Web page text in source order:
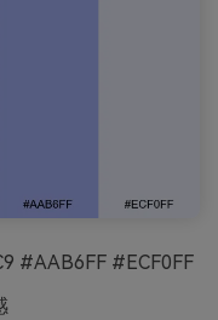
#AAB6FF #ECF0FF